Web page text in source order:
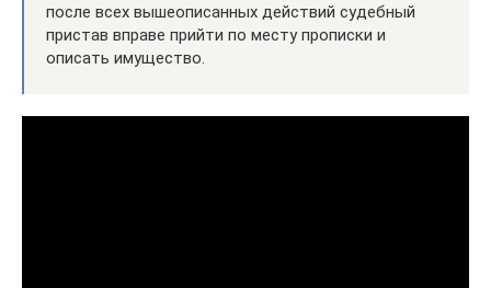
после всех вышеописанных действий судебный
пристав вправе прийти по месту прописки и
описать имущество.